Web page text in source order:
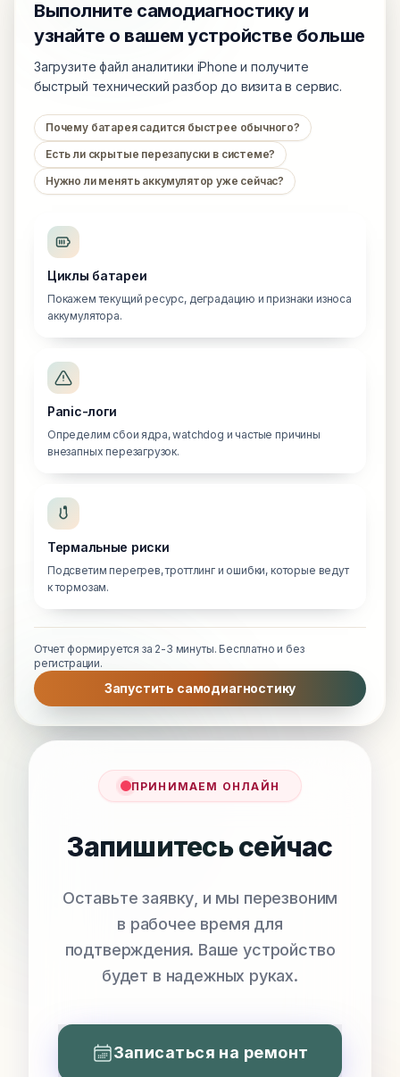
Выполните самодиагностику и
узнайте о вашем устройстве больше
Загрузите файл аналитики iPhone и получите
быстрый технический разбор до визита в сервис.
Почему батарея садится быстрее обычного?
Есть ли скрытые перезапуски в системе?
Нужно ли менять аккумулятор уже сейчас?
Циклы батареи
Покажем текущий ресурс, деградацию и признаки износа
аккумулятора.
Panic-логи
Определим сбои ядра, watchdog и частые причины
внезапных перезагрузок.
Термальные риски
Подсветим перегрев, троттлинг и ошибки, которые ведут
к тормозам.
Отчет формируется за 2-3 минуты. Бесплатно и без
регистрации.
Запустить самодиагностику
ПРИНИМАЕМ ОНЛАЙН
Запишитесь сейчас
Оставьте заявку, и мы перезвоним
в рабочее время для
подтверждения. Ваше устройство
будет в надежных руках.
Записаться на ремонт